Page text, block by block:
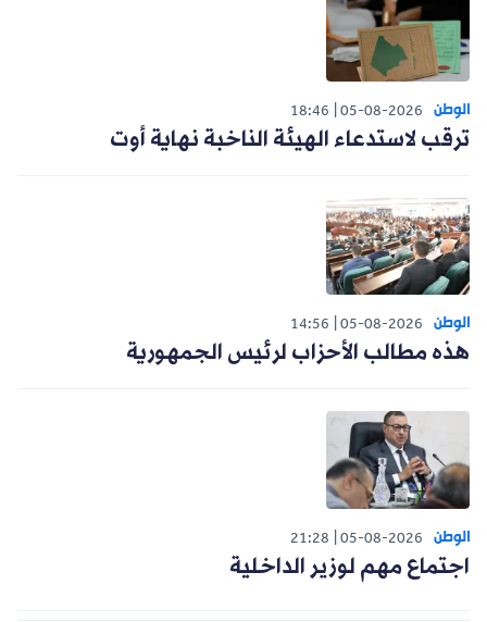
الوطن 05-08-2026
18:46
ترقب لاستدعاء الهيئة الناخبة نهاية أوت
الوطن 05-08-2026
14:56
هذه مطالب الأحزاب لرئيس الجمهورية
الوطن 05-08-2026
21:28
اجتماع مهم لوزير الداخلية